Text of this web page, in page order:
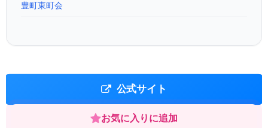
豊町東町会
公式サイト
お気に入りに追加